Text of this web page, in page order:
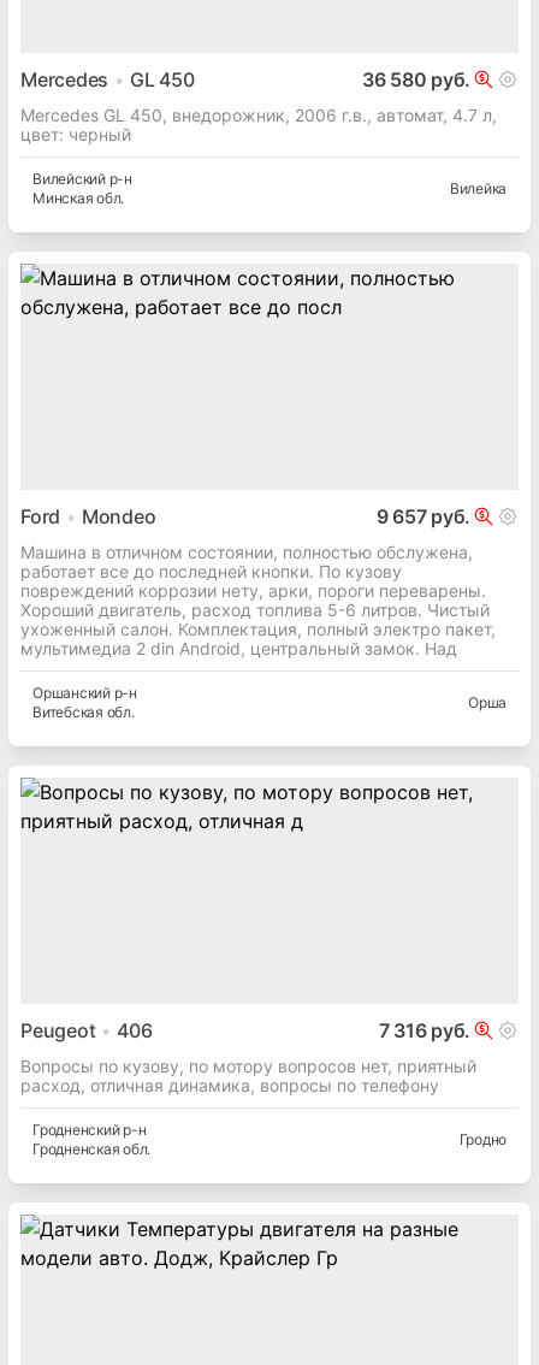
Mercedes GL 450 36 580 руб.
Mercedes GL 450, внедорожник, 2006 г.в., автомат, 4.7 л,
цвет: черный
Вилейскийр-н
Минская обл.
Вилейка
Ford Mondeo 9 657 руб.
Машина в отличном состоянии, полностью обслужена,
работает все до последней кнопки. По кузову
повреждений коррозии нету, арки, пороги переварены.
Хороший двигатель, расход топлива 5-6 литров. Чистый
ухоженный салон. Комплектация, полный электро пакет,
мультимедиа 2 din Android, центральный замок. Над
Оршанскийр-н
Витебская обл.
Орша
Peugeot 406 7 316 руб.
Вопросы по кузову, по мотору вопросов нет, приятный
расход, отличная динамика, вопросы по телефону
Гродненскийр-н
Гродненская обл.
Гродно